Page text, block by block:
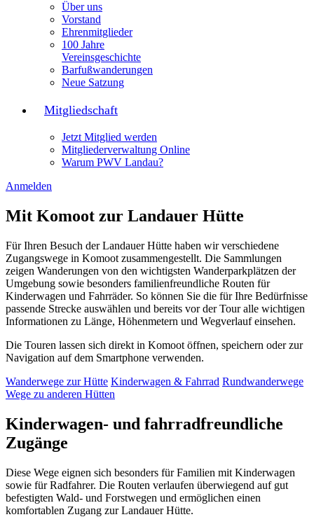
Über uns
Vorstand
Ehrenmitglieder
100 Jahre
Vereinsgeschichte
Barfußwanderungen
Neue Satzung
Mitgliedschaft
Jetzt Mitglied werden
Mitgliederverwaltung Online
Warum PWV Landau?
Anmelden
Mit Komoot zur Landauer Hütte
Für Ihren Besuch der Landauer Hütte haben wir verschiedene
Zugangswege in Komoot zusammengestellt. Die Sammlungen
zeigen Wanderungen von den wichtigsten Wanderparkplätzen der
Umgebung sowie besonders familienfreundliche Routen für
Kinderwagen und Fahrräder. So können Sie die für Ihre Bedürfnisse
passende Strecke auswählen und bereits vor der Tour alle wichtigen
Informationen zu Länge, Höhenmetern und Wegverlauf einsehen.
Die Touren lassen sich direkt in Komoot öffnen, speichern oder zur
Navigation auf dem Smartphone verwenden.
Wanderwege zur Hütte Kinderwagen & Fahrrad Rundwanderwege
Wege zu anderen Hütten
Kinderwagen- und fahrradfreundliche
Zugänge
Diese Wege eignen sich besonders für Familien mit Kinderwagen
sowie für Radfahrer. Die Routen verlaufen überwiegend auf gut
befestigten Wald- und Forstwegen und ermöglichen einen
komfortablen Zugang zur Landauer Hütte.